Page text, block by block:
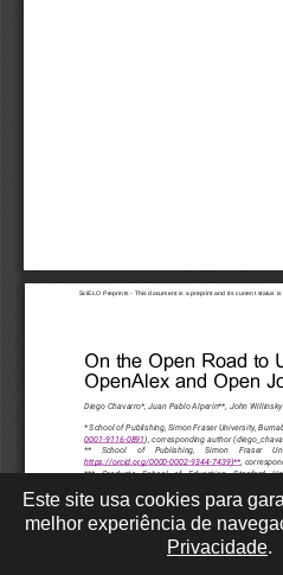
Este site usa cookies para
melhor experiência de
Privacidade.